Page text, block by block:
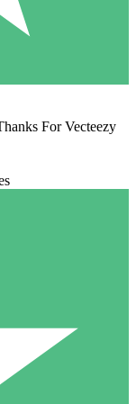
For Vecteezy